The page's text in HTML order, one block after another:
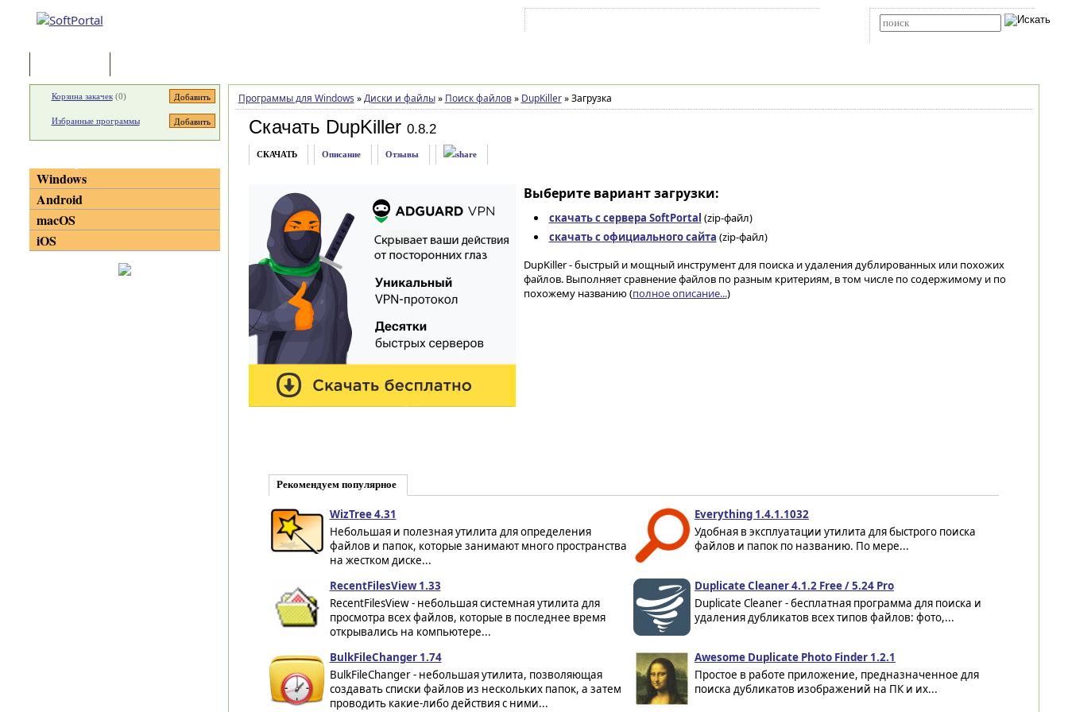
Программы для Windows » Диски и файлы » Поиск файлов » DupKiller »Загрузка
Скачать DupKiller 0.8.2
СКАЧАТЬ Описание Отзывы
Выберите вариант загрузки:
скачать с сервера SoftPortal (zip-файл)
скачать с официального сайта (zip-файл)
DupKiller - быстрый и мощный инструмент для поиска и удаления дублированных или похожих
файлов. Выполняет сравнение файлов по разным критериям, в том числе по содержимому и по
похожему названию (полное описание...)
Рекомендуем популярное
WizTree 4.31
Небольшая и полезная утилита для определения
файлов и папок, которые занимают много пространства
на жестком диске...
Everything 1.4.1.1032
Удобная в эксплуатации утилита для быстрого поиска
файлов и папок по названию. По мере...
RecentFilesView 1.33
RecentFilesView - небольшая системная утилита для
просмотра всех файлов, которые в последнее время
открывались на компьютере...
Duplicate Cleaner 4.1.2 Free / 5.24 Pro
Duplicate Cleaner - бесплатная программа для поиска и
удаления дубликатов всех типов файлов: фото,...
BulkFileChanger 1.74
BulkFileChanger - небольшая утилита, позволяющая
создавать списки файлов из нескольких папок, а затем
проводить какие-либо действия с ними...
Awesome Duplicate Photo Finder 1.2.1
Простое в работе приложение, предназначенное для
поиска дубликатов изображений на ПК и их...
Корзина закачек(0)
Избранные программы
Windows
Android
macOS
iOS